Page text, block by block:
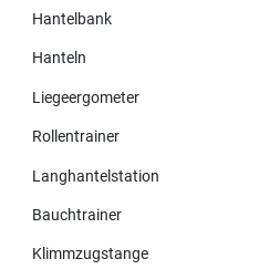
Hantelbank
Hanteln
Liegeergometer
Rollentrainer
Langhantelstation
Bauchtrainer
Klimmzugstange